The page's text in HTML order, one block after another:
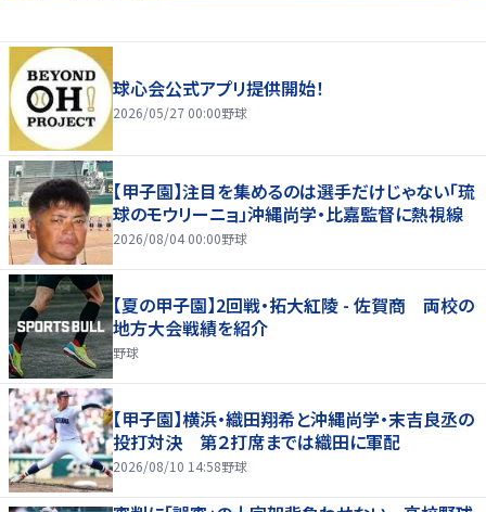
球心会公式アプリ提供開始！
2026/05/27 00:00野球
【甲子園】注目を集めるのは選手だけじゃない「琉
球のモウリーニョ」沖縄尚学・比嘉監督に熱視線
2026/08/04 00:00野球
【夏の甲子園】2回戦・拓大紅陵 - 佐賀商 両校の
地方大会戦績を紹介
野球
【甲子園】横浜・織田翔希と沖縄尚学・末吉良丞の
投打対決 第２打席までは織田に軍配
2026/08/10 14:58野球